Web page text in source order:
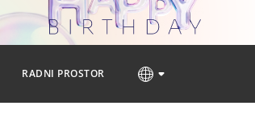
RADNI PROSTOR